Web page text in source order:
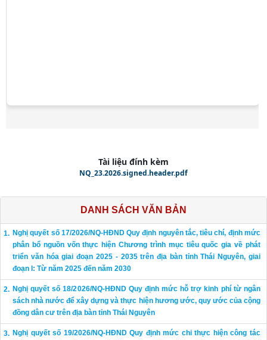
Tài liệu đính kèm
NQ_23.2026.signed.header.pdf
DANH SÁCH VĂN BẢN
Nghị quyết số 17/2026/NQ-HĐND Quy định nguyên tắc, tiêu chí, định mức
phân bổ nguồn vốn thực hiện Chương trình mục tiêu quốc gia về phát
triển văn hóa giai đoạn 2025 - 2035 trên địa bàn tỉnh Thái Nguyên, giai
đoạn I: Từ năm 2025 đến năm 2030
Nghị quyết số 18/2026/NQ-HĐND Quy định mức hỗ trợ kinh phí từ ngân
sách nhà nước để xây dựng và thực hiện hương ước, quy ước của cộng
đồng dân cư trên địa bàn tỉnh Thái Nguyên
Nghị quyết số 19/2026/NQ-HĐND Quy định mức chi thực hiện công tác